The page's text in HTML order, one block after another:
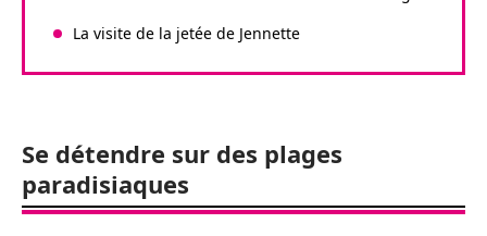
La visite de la jetée de Jennette
Se détendre sur des plages
paradisiaques